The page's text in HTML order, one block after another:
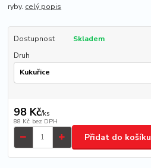
ryby. celý popis
Dostupnost
Skladem
Druh
98 Kč/ks
88 Kč bez DPH
Přidat do košíku